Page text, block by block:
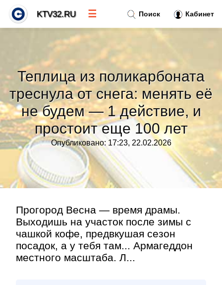
Теплица из поликарбоната
треснула от снега: менять её
не будем — 1 действие, и
простоит еще 100 лет
Опубликовано: 17:23, 22.02.2026
Прогород Весна — время драмы.
Выходишь на участок после зимы с
чашкой кофе, предвкушая сезон
посадок, а у тебя там... Армагеддон
местного масштаба. Л...
Поиск Кабинет
KTV32.RU ☰
Тренды новостей »
Рубрики»
Правила»
Контакт»